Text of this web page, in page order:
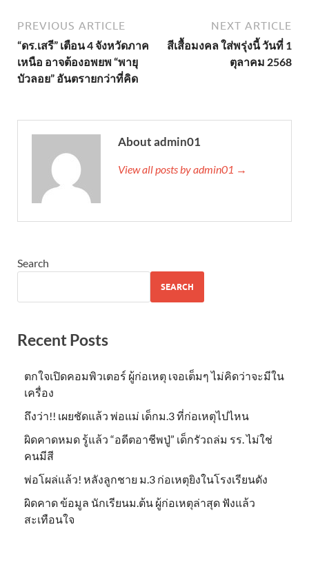
PREVIOUS ARTICLE
“ดร.เสรี” เตือน 4 จังหวัดภาค
เหนือ อาจต้องอพยพ “พายุ
บัวลอย” อันตรายกว่าที่คิด
NEXT ARTICLE
สีเสื้อมงคล ใส่พรุ่งนี้ วันที่ 1
ตุลาคม 2568
About admin01
View all posts by admin01 →
Search
SEARCH
Recent Posts
ตกใจเปิดคอมพิวเตอร์ ผู้ก่อเหตุ เจอเต็มๆ ไม่คิดว่าจะมีใน
เครื่อง
ถึงว่า!! เผยชัดแล้ว พ่อแม่ เด็กม.3 ที่ก่อเหตุไปไหน
ผิดคาดหมด รู้แล้ว “อดีตอาชีพปู่” เด็กรัวถล่ม รร. ไม่ใช่
คนมีสี
พ่อโผล่แล้ว! หลังลูกชาย ม.3 ก่อเหตุยิงในโรงเรียนดัง
ผิดคาด ข้อมูล นักเรียนม.ต้น ผู้ก่อเหตุล่าสุด ฟังแล้ว
สะเทือนใจ